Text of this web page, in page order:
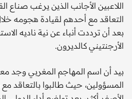
اللاعبين الأجانب الذين يرغب صناع
التعاقد مع أحدهم لقيادة هجومه
بعد أن ترددت أنباء عن نية ناديه
الأرجنتيني كالديرون.
بيد أن اسم المهاجم المغربي
المسؤولين، حيث طالبوا بالتعاقد